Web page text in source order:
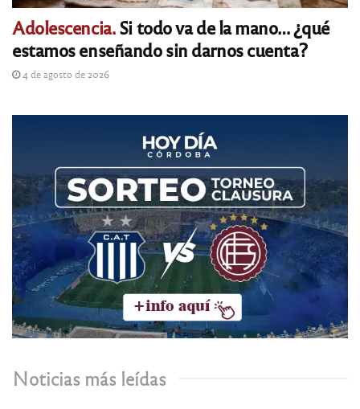
Adolescencia.Si todo va de la mano… ¿qué
estamos enseñando sin darnos cuenta?
4 de agosto de 2026
Noticias más leídas